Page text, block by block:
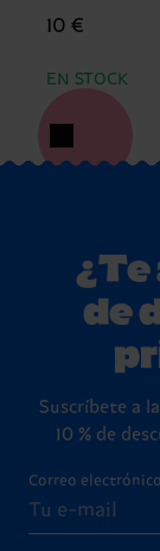
10 €
EN STOCK
¿Te
de
Suscríbete a
10 % de
Correo electrónico